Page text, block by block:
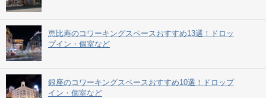
恵比寿のコワーキングスペースおすすめ13選！ドロッ
プイン・個室など
銀座のコワーキングスペースおすすめ10選！ドロップ
イン・個室など